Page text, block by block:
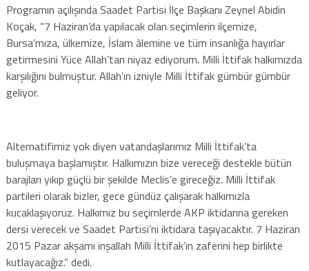
Programın açılışında Saadet Partisi İlçe Başkanı Zeynel Abidin
Koçak, “7 Haziran’da yapılacak olan seçimlerin ilçemize,
Bursa’mıza, ülkemize, İslam âlemine ve tüm insanlığa hayırlar
getirmesini Yüce Allah’tan niyaz ediyorum. Milli İttifak halkımızda
karşılığını bulmuştur. Allah’ın izniyle Milli İttifak gümbür gümbür
geliyor.
Alternatifimiz yok diyen vatandaşlarımız Milli İttifak’ta
buluşmaya başlamıştır. Halkımızın bize vereceği destekle bütün
barajları yıkıp güçlü bir şekilde Meclis’e gireceğiz. Milli İttifak
partileri olarak bizler, gece gündüz çalışarak halkımızla
kucaklaşıyoruz. Halkımız bu seçimlerde AKP iktidarına gereken
dersi verecek ve Saadet Partisi’ni iktidara taşıyacaktır. 7 Haziran
2015 Pazar akşamı inşallah Milli İttifak’ın zaferini hep birlikte
kutlayacağız.” dedi.